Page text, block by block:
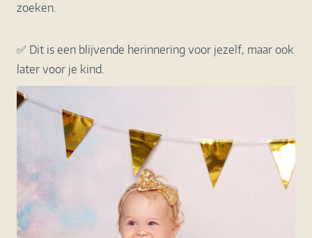
zoeken.
✅ Dit is een blijvende herinnering voor jezelf, maar ook
later voor je kind.